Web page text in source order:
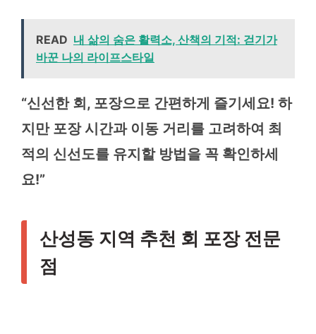
READ 내 삶의 숨은 활력소, 산책의 기적: 걷기가
바꾼 나의 라이프스타일
“신선한 회, 포장으로 간편하게 즐기세요! 하
지만 포장 시간과 이동 거리를 고려하여 최
적의 신선도를 유지할 방법을 꼭 확인하세
요!”
산성동 지역 추천 회 포장 전문
점